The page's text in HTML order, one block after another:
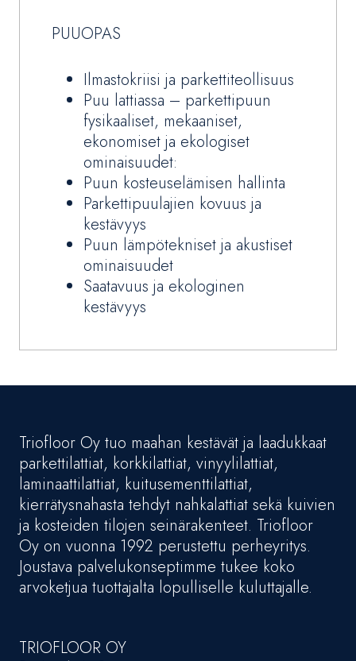
PUUOPAS
Ilmastokriisi ja parkettiteollisuus
Puu lattiassa – parkettipuun
fysikaaliset, mekaaniset,
ekonomiset ja ekologiset
ominaisuudet:
Puun kosteuselämisen hallinta
Parkettipuulajien kovuus ja
kestävyys
Puun lämpötekniset ja akustiset
ominaisuudet
Saatavuus ja ekologinen
kestävyys
Triofloor Oy tuo maahan kestävät ja laadukkaat
parkettilattiat, korkkilattiat, vinyylilattiat,
laminaattilattiat, kuitusementtilattiat,
kierrätysnahasta tehdyt nahkalattiat sekä kuivien
ja kosteiden tilojen seinärakenteet. Triofloor
Oy on vuonna 1992 perustettu perheyritys.
Joustava palvelukonseptimme tukee koko
arvoketjua tuottajalta lopulliselle kuluttajalle.
TRIOFLOOR OY